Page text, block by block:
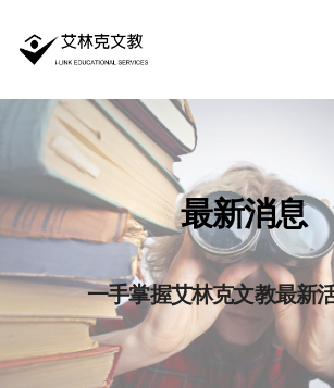
最新消息
一手掌握艾林克文教最新